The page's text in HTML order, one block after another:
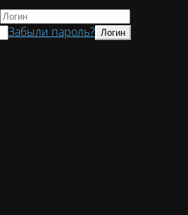
Забыли пароль?